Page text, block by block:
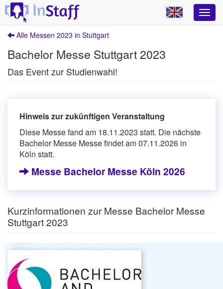
Alle Messen 2023 in Stuttgart
Bachelor Messe Stuttgart 2023
Das Event zur Studienwahl!
Hinweis zur zukünftigen Veranstaltung
Diese Messe fand am 18.11.2023 statt. Die nächste
Bachelor Messe Messe findet am 07.11.2026 in
Köln statt.
Messe Bachelor Messe Köln 2026
Kurzinformationen zur Messe Bachelor Messe
Stuttgart 2023